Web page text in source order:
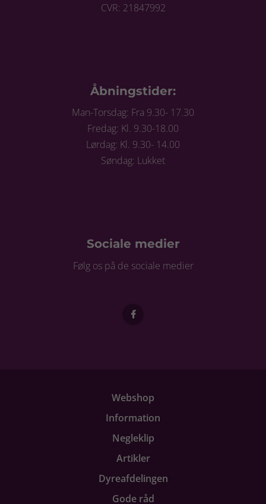
CVR: 21847992
Åbningstider:
Man-Torsdag: Fra 9.30- 17.30
Fredag: Kl. 9.30-18.00
Lørdag: Kl. 9.30- 14.00
Søndag: Lukket
Sociale medier
Følg os på de sociale medier
Webshop
Information
Negleklip
Artikler
Dyreafdelingen
Gode råd